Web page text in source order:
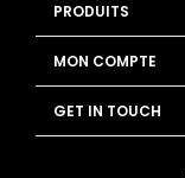
PRODUITS
MON COMPTE
GET IN TOUCH